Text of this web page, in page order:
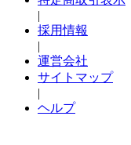
|
採用情報
|
運営会社
サイトマップ
|
ヘルプ